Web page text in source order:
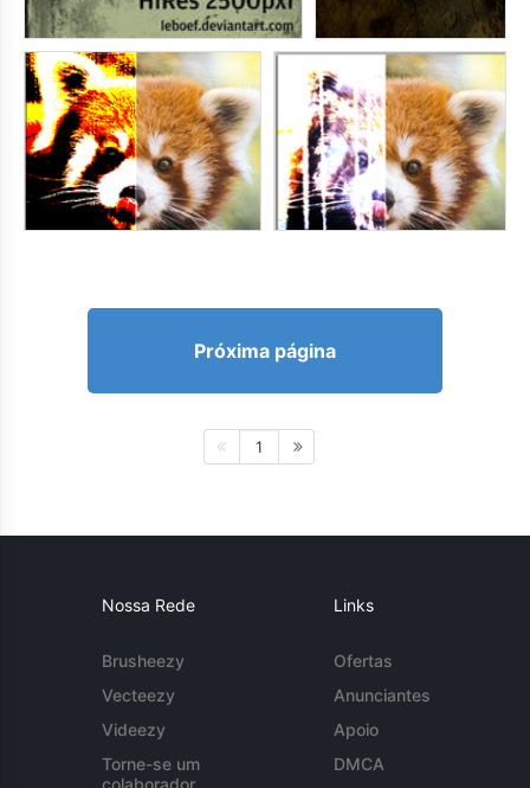
Próxima página
1
Nossa Rede
Brusheezy
Vecteezy
Videezy
Torne-se um
colaborador
Links
Ofertas
Anunciantes
Apoio
DMCA